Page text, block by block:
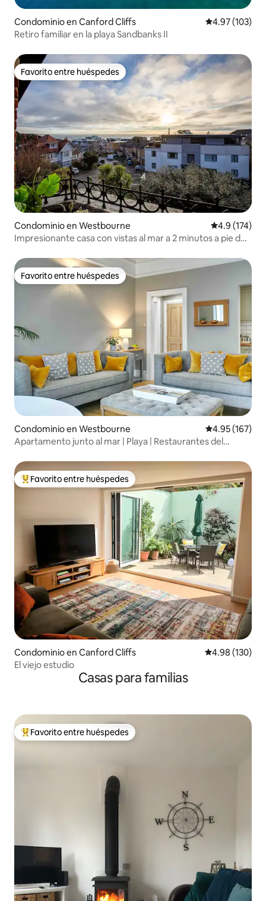
Condominio en Canford Cliffs Calificación
4.97 (103)
Retiro familiar en la playa Sandbanks II
Favorito entre huéspedes
Favorito entre huéspedes
Condominio en Westbourne Calificación
4.9 (174)
Impresionante casa con vistas al mar a 2 minutos a pie de
Favorito entre huéspedes
Favorito entre huéspedes
Condominio en Westbourne Calificación
4.95 (167)
Apartamento junto al mar | Playa | Restaurantes del
De los mejores en Favorito entre huéspedes
Favorito entre huéspedes
Condominio en Canford Cliffs Calificación
4.98 (130)
El viejo estudio
Casas para familias
De los mejores en Favorito entre huéspedes
Favorito entre huéspedes